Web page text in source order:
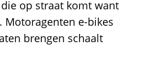
op straat komt want
Motoragenten e-bikes
brengen schaalt